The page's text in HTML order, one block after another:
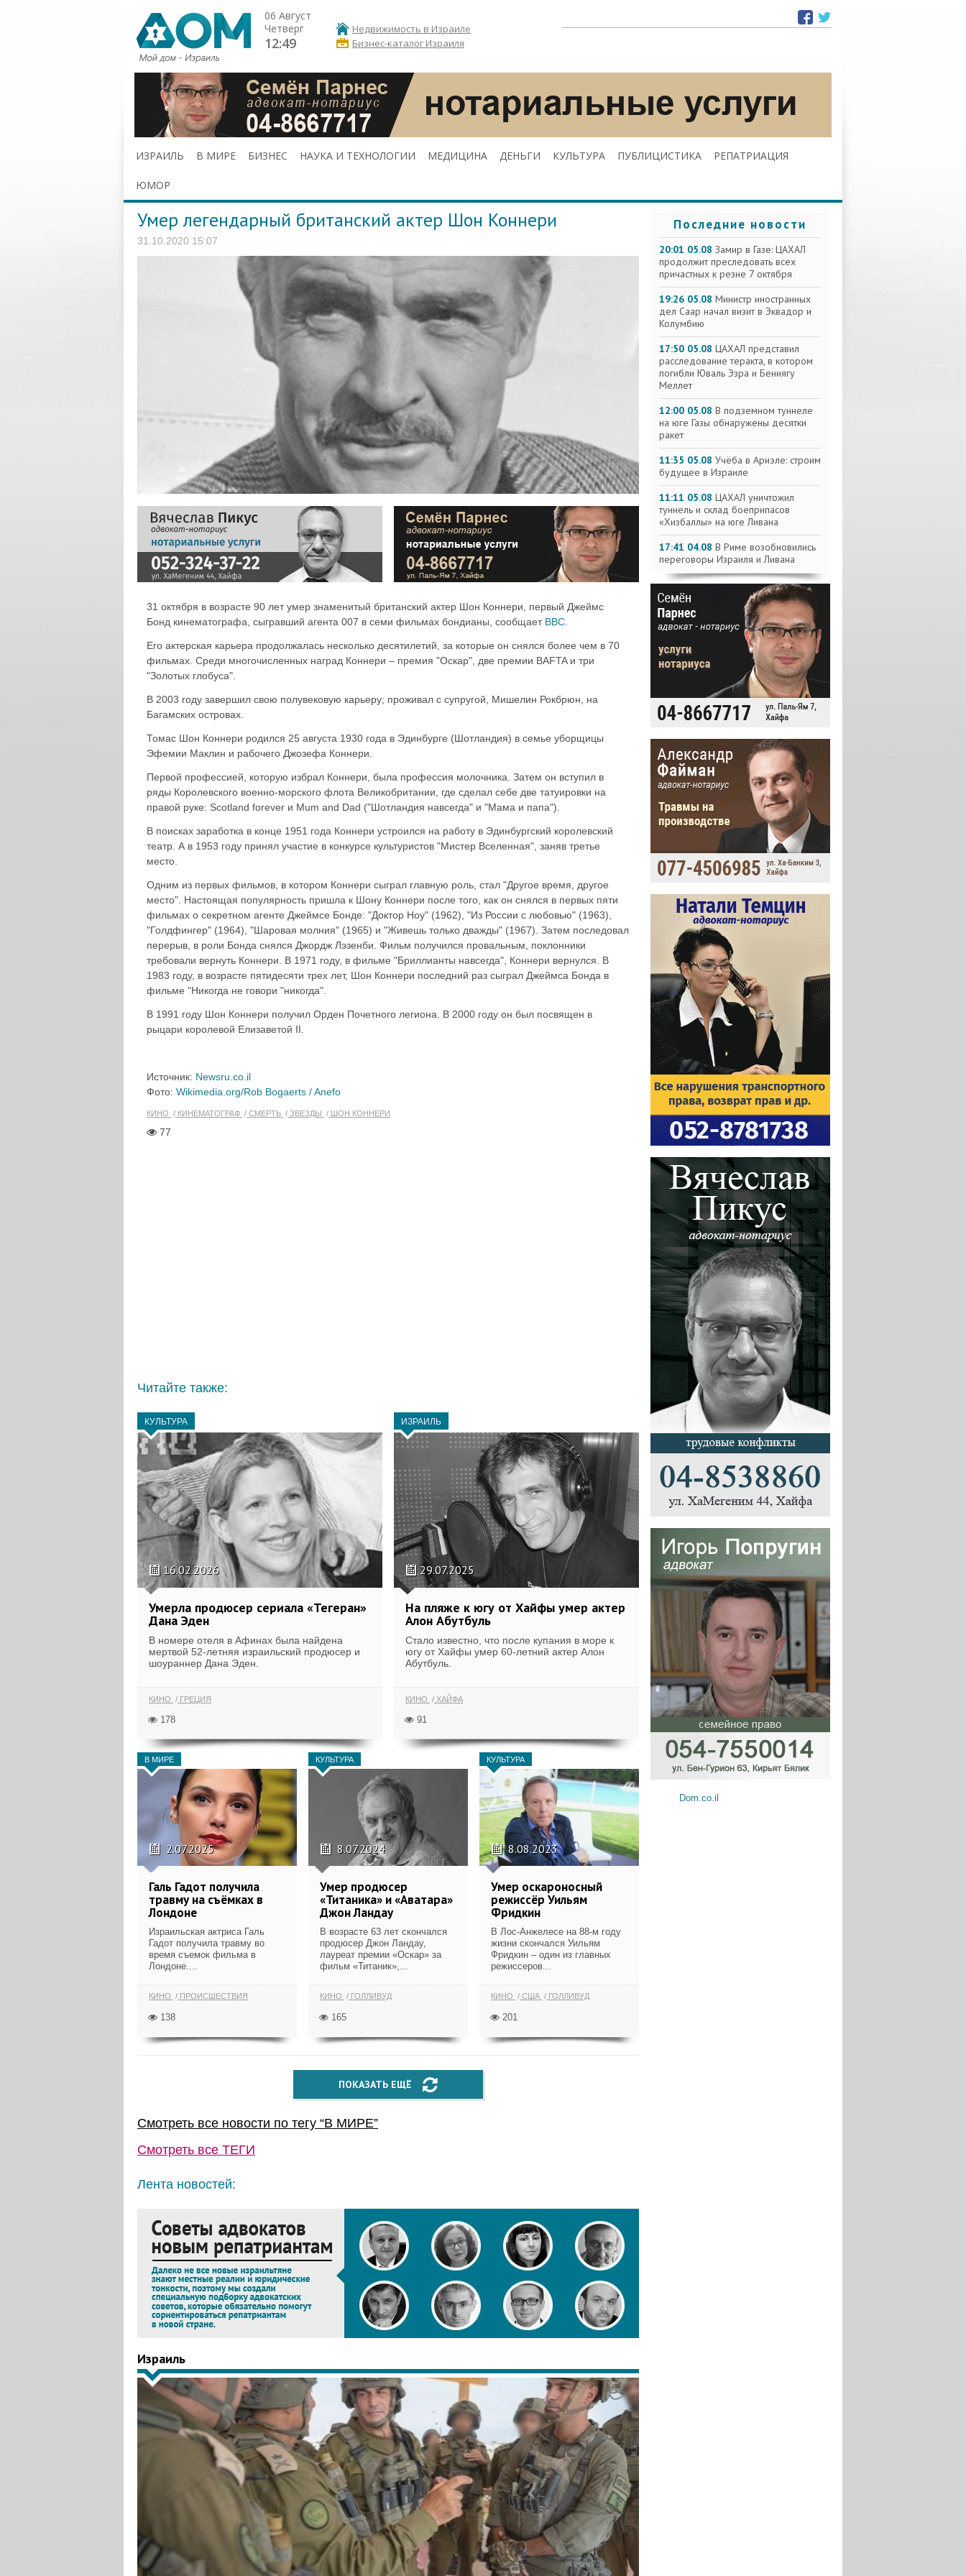
06 Август
Четверг
12:49
Недвижимость в Израиле
Бизнес-каталог Израиля
ИЗРАИЛЬ В МИРЕ БИЗНЕС НАУКА И ТЕХНОЛОГИИ МЕДИЦИНА ДЕНЬГИ КУЛЬТУРА ПУБЛИЦИСТИКА РЕПАТРИАЦИЯ
ЮМОР
Умер легендарный британский актер Шон Коннери
31.10.2020 15:07
31 октября в возрасте 90 лет умер знаменитый британский актер Шон Коннери, первый Джеймс
Бонд кинематографа, сыгравший агента 007 в семи фильмах бондианы, сообщает ВВС
Его актерская карьера продолжалась несколько десятилетий, за которые он снялся более чем в 70
фильмах. Среди многочисленных наград Коннери – премия "Оскар", две премии BAFTA и три
"Золотых глобуса".
В 2003 году завершил свою полувековую карьеру; проживал с супругой, Мишелин Рокбрюн, на
Багамских островах.
Томас Шон Коннери родился 25 августа 1930 года в Эдинбурге (Шотландия) в семье уборщицы
Эфемии Маклин и рабочего Джозефа Коннери.
Первой профессией, которую избрал Коннери, была профессия молочника. Затем он вступил в
ряды Королевского военно-морского флота Великобритании, где сделал себе две татуировки на
правой руке: Scotland forever и Mum and Dad ("Шотландия навсегда" и "Мама и папа").
В поисках заработка в конце 1951 года Коннери устроился на работу в Эдинбургский королевский
театр. А в 1953 году принял участие в конкурсе культуристов "Мистер Вселенная", заняв третье
место.
Одним из первых фильмов, в котором Коннери сыграл главную роль, стал "Другое время, другое
место". Настоящая популярность пришла к Шону Коннери после того, как он снялся в первых пяти
фильмах о секретном агенте Джеймсе Бонде: "Доктор Ноу" (1962), "Из России с любовью" (1963),
"Голдфингер" (1964), "Шаровая молния" (1965) и "Живешь только дважды" (1967). Затем последовал
перерыв, в роли Бонда снялся Джордж Лэзенби. Фильм получился провальным, поклонники
требовали вернуть Коннери. В 1971 году, в фильме "Бриллианты навсегда", Коннери вернулся. В
1983 году, в возрасте пятидесяти трех лет, Шон Коннери последний раз сыграл Джеймса Бонда в
фильме "Никогда не говори "никогда".
В 1991 году Шон Коннери получил Орден Почетного легиона. В 2000 году он был посвящен в
рыцари королевой Елизаветой II.
Источник: Newsru.co.il
Фото: Wikimedia.org/Rob Bogaerts / Anefo
КИНО КИНЕМАТОГРАФ СМЕРТЬ ЗВЕЗДЫ ШОН КОННЕРИ
77
Читайте также:
КУЛЬТУРА
16.02.2026
Умерла продюсер сериала «Тегеран»
Дана Эден
В номере отеля в Афинах была найдена
мертвой 52-летняя израильский продюсер и
шоураннер Дана Эден.
КИНО ГРЕЦИЯ
178
ИЗРАИЛЬ
29.07.2025
На пляже к югу от Хайфы умер актер
Алон Абутбуль
Стало известно, что после купания в море к
югу от Хайфы умер 60-летний актер Алон
Абутбуль.
КИНО ХАЙФА
91
В МИРЕ
2.07.2025
Галь Гадот получила
травму на съёмках в
Лондоне
Израильская актриса Галь
Гадот получила травму во
время съемок фильма в
Лондоне....
КИНО ПРОИСШЕСТВИЯ
138
КУЛЬТУРА
8.07.2024
Умер продюсер
«Титаника» и «Аватара»
Джон Ландау
В возрасте 63 лет скончался
продюсер Джон Ландау,
лауреат премии «Оскар» за
фильм «Титаник»,...
КИНО ГОЛЛИВУД
165
КУЛЬТУРА
8.08.2023
Умер оскароносный
режиссёр Уильям
Фридкин
В Лос-Анжелесе на 88-м году
жизни скончался Уильям
Фридкин – один из главных
режиссеров...
КИНО США ГОЛЛИВУД
201
ПОКАЗАТЬ ЕЩЁ
Смотреть все новости по тегу “В МИРЕ”
Смотреть все ТЕГИ
Лента новостей:
Израиль
Последние новости
20:01 05.08 Замир в Газе: ЦАХАЛ
продолжит преследовать всех
причастных к резне 7 октября
19:26 05.08 Министр иностранных
дел Саар начал визит в Эквадор и
Колумбию
17:50 05.08 ЦАХАЛ представил
расследование теракта, в котором
погибли Юваль Эзра и Бениягу
Меллет
12:00 05.08 В подземном туннеле
на юге Газы обнаружены десятки
ракет
11:35 05.08 Учёба в Ариэле: строим
будущее в Израиле
11:11 05.08 ЦАХАЛ уничтожил
туннель и склад боеприпасов
«Хизбаллы» на юге Ливана
17:41 04.08 В Риме возобновились
переговоры Израиля и Ливана
Dom.co.il